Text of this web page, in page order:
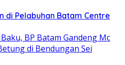
di Pelabuhan Batam Centre